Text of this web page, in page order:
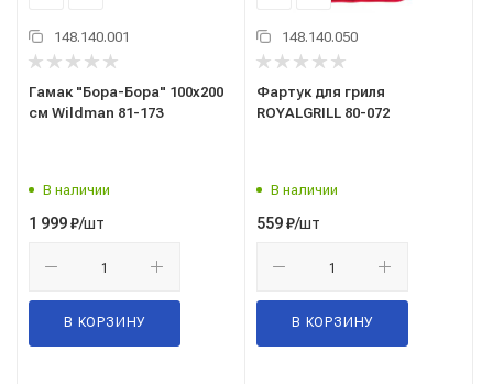
148.140.001
Гамак "Бора-Бора" 100х200
см Wildman 81-173
В наличии
1 999₽/шт
В КОРЗИНУ
148.140.050
Фартук для гриля
ROYALGRILL 80-072
В наличии
559₽/шт
В КОРЗИНУ